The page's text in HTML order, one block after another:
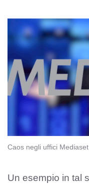
Caos negli uffici
Un esempio in tal